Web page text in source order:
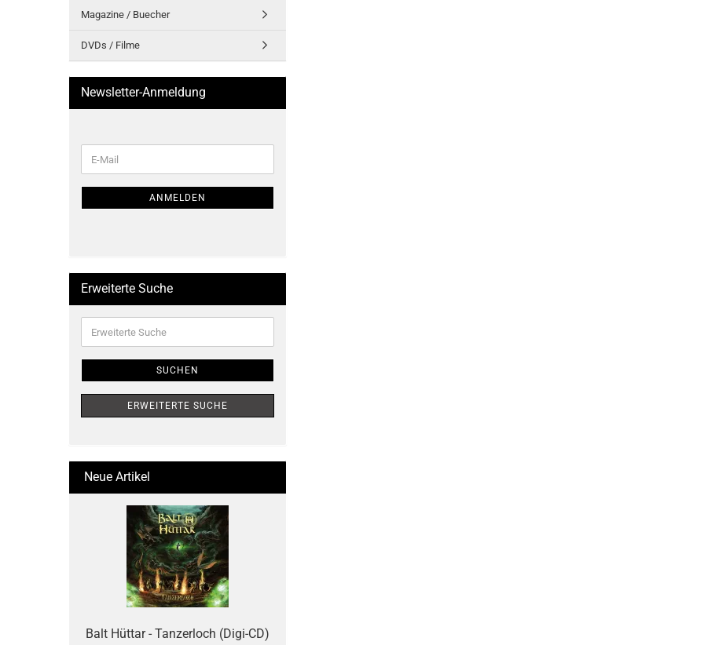
Magazine / Buecher
DVDs / Filme
Newsletter-Anmeldung
ZUR
E-
Mail
ANMELDEN
Erweiterte Suche
Suche
SUCHEN
ERWEITERTE SUCHE
Neue Artikel
Balt Hüttar - Tanzerloch (Digi-CD)